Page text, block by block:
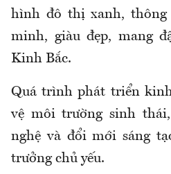
hình đô thị xanh,
minh, giàu đẹp, mang
Kinh Bắc.
Quá trình phát triển
vệ môi trường sinh
nghệ và đổi mới sáng
trưởng chủ yếu.